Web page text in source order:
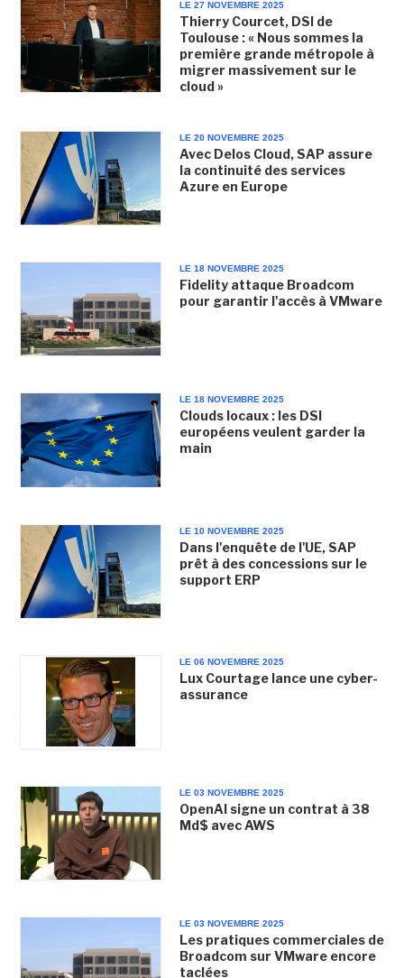
LE 27 NOVEMBRE 2025
Thierry Courcet, DSI de
Toulouse : « Nous sommes la
première grande métropole à
migrer massivement sur le
cloud »
LE 20 NOVEMBRE 2025
Avec Delos Cloud, SAP assure
la continuité des services
Azure en Europe
LE 18 NOVEMBRE 2025
Fidelity attaque Broadcom
pour garantir l'accès à VMware
LE 18 NOVEMBRE 2025
Clouds locaux : les DSI
européens veulent garder la
main
LE 10 NOVEMBRE 2025
Dans l'enquête de l'UE, SAP
prêt à des concessions sur le
support ERP
LE 06 NOVEMBRE 2025
Lux Courtage lance une cyber-
assurance
LE 03 NOVEMBRE 2025
OpenAI signe un contrat à 38
Md$ avec AWS
LE 03 NOVEMBRE 2025
Les pratiques commerciales de
Broadcom sur VMware encore
taclées